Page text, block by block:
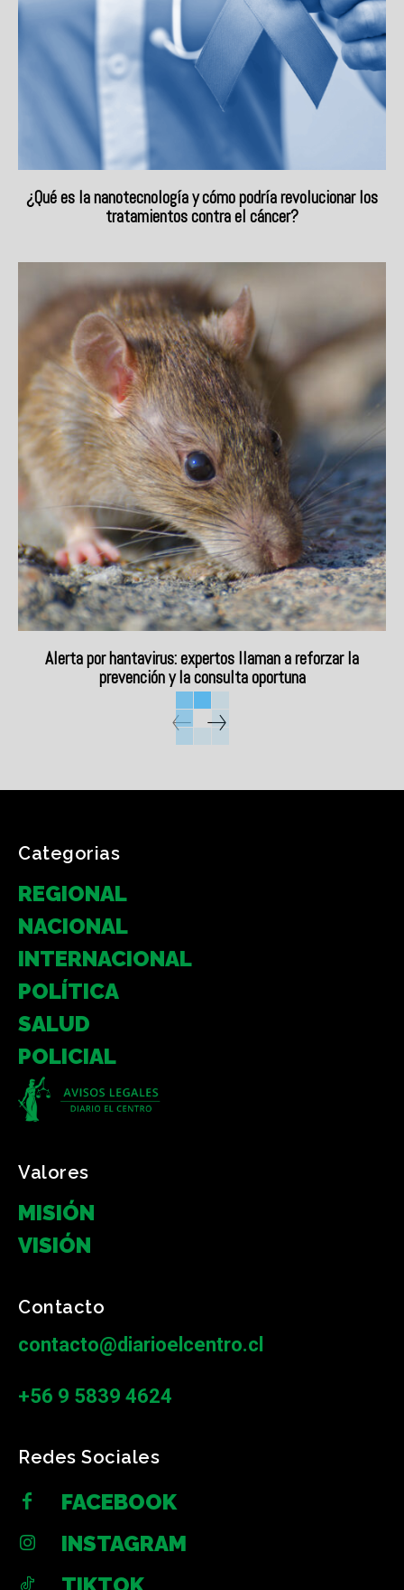
¿Qué es la nanotecnología y cómo podría revolucionar los
tratamientos contra el cáncer?
Alerta por hantavirus: expertos llaman a reforzar la
prevención y la consulta oportuna
Categorias
REGIONAL
NACIONAL
INTERNACIONAL
POLÍTICA
SALUD
POLICIAL
Valores
MISIÓN
VISIÓN
Contacto
contacto@diarioelcentro.cl
+56 9 5839 4624
Redes Sociales
FACEBOOK
INSTAGRAM
TIKTOK